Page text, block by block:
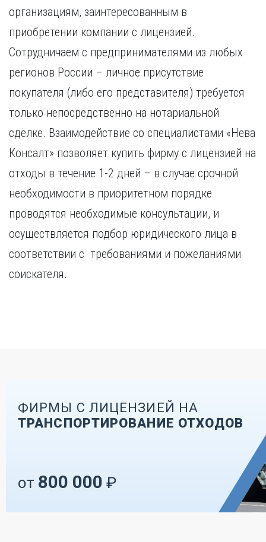
Киров
Красноярск
Курган
Курск
Магнитогорск
Махачкала
Мурманск
Н
Набережные Челны
Нижний Новгород
Нижний Тагил
Новокузнецк
Улан-Удэ
Уфа
Х
Хабаровск
Ч
Чебоксары
Челябинск
Чита
Я
Ярославль
организациям, заинтересованным в
приобретении компании с лицензией.
Сотрудничаем с предпринимателями из любых
регионов России – личное присутствие
покупателя (либо его представителя) требуется
только непосредственно на нотариальной
сделке. Взаимодействие со специалистами «Нева
Консалт» позволяет купить фирму с лицензией на
отходы в течение 1-2 дней – в случае срочной
необходимости в приоритетном порядке
проводятся необходимые консультации, и
осуществляется подбор юридического лица в
соответствии с требованиями и пожеланиями
соискателя.
ФИРМЫ С ЛИЦЕНЗИЕЙ НА
ТРАНСПОРТИРОВАНИЕ ОТХОДОВ
от 800 000 ₽